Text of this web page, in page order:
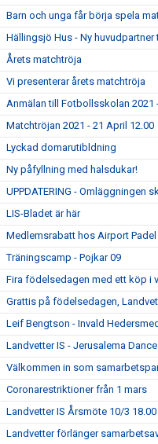
Barn och unga får börja spela
Hällingsjö Hus - Ny huvudpartner
Årets matchtröja
Vi presenterar årets matchtröja
Anmälan till Fotbollsskolan 2021
Matchtröjan 2021 - 21 April 12.00
Lyckad domarutibldning
Ny påfyllning med halsdukar!
UPPDATERING - Omläggningen
LIS-Bladet är här
Medlemsrabatt hos Airport Padel
Träningscamp - Pojkar 09
Fira födelsedagen med ett köp i
Grattis på födelsedagen,
Leif Bengtson - Invald
Landvetter IS - Jerusalema Dance
Välkommen in som
Coronarestriktioner från 1 mars
Landvetter IS Årsmöte 10/3 18.00
Landvetter förlänger